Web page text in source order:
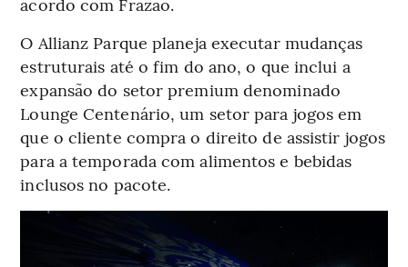
O Allianz Parque planeja executar mudanças
estruturais até o fim do ano, o que inclui a
expansão do setor premium denominado
Lounge Centenário, um setor para jogos em
que o cliente compra o direito de assistir jogos
para a temporada com alimentos e bebidas
inclusos no pacote.